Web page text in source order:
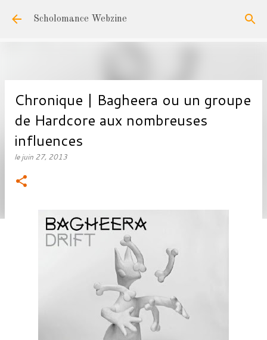
Accéder au contenu principal
Scholomance Webzine
Chronique | Bagheera ou un groupe
de Hardcore aux nombreuses
influences
lejuin 27, 2013